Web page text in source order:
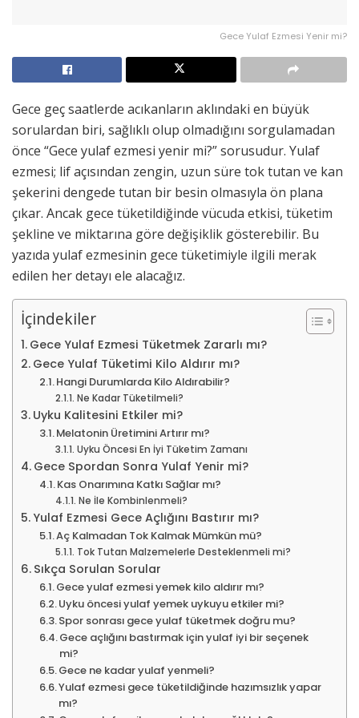
Gece Yulaf Ezmesi Yenir mi?
Gece geç saatlerde acıkanların aklındaki en büyük
sorulardan biri, sağlıklı olup olmadığını sorgulamadan
önce “Gece yulaf ezmesi yenir mi?” sorusudur. Yulaf
ezmesi; lif açısından zengin, uzun süre tok tutan ve kan
şekerini dengede tutan bir besin olmasıyla ön plana
çıkar. Ancak gece tüketildiğinde vücuda etkisi, tüketim
şekline ve miktarına göre değişiklik gösterebilir. Bu
yazıda yulaf ezmesinin gece tüketimiyle ilgili merak
edilen her detayı ele alacağız.
İçindekiler
Gece Yulaf Ezmesi Tüketmek Zararlı mı?
Gece Yulaf Tüketimi Kilo Aldırır mı?
Hangi Durumlarda Kilo Aldırabilir?
Ne Kadar Tüketilmeli?
Uyku Kalitesini Etkiler mi?
Melatonin Üretimini Artırır mı?
Uyku Öncesi En İyi Tüketim Zamanı
Gece Spordan Sonra Yulaf Yenir mi?
Kas Onarımına Katkı Sağlar mı?
Ne İle Kombinlenmeli?
Yulaf Ezmesi Gece Açlığını Bastırır mı?
Aç Kalmadan Tok Kalmak Mümkün mü?
Tok Tutan Malzemelerle Desteklenmeli mi?
Sıkça Sorulan Sorular
Gece yulaf ezmesi yemek kilo aldırır mı?
Uyku öncesi yulaf yemek uykuyu etkiler mi?
Spor sonrası gece yulaf tüketmek doğru mu?
Gece açlığını bastırmak için yulaf iyi bir seçenek
mi?
Gece ne kadar yulaf yenmeli?
Yulaf ezmesi gece tüketildiğinde hazımsızlık yapar
mı?